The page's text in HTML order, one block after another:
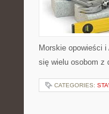
Morskie opowieści
się wielu osobom z
CATEGORIES: